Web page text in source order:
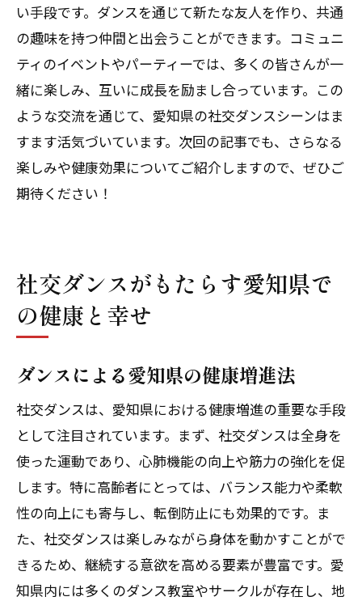
い手段です。ダンスを通じて新たな友人を作り、共通
の趣味を持つ仲間と出会うことができます。コミュニ
ティのイベントやパーティーでは、多くの皆さんが一
緒に楽しみ、互いに成長を励まし合っています。この
ような交流を通じて、愛知県の社交ダンスシーンはま
すます活気づいています。次回の記事でも、さらなる
楽しみや健康効果についてご紹介しますので、ぜひご
期待ください！
社交ダンスがもたらす愛知県で
の健康と幸せ
ダンスによる愛知県の健康増進法
社交ダンスは、愛知県における健康増進の重要な手段
として注目されています。まず、社交ダンスは全身を
使った運動であり、心肺機能の向上や筋力の強化を促
します。特に高齢者にとっては、バランス能力や柔軟
性の向上にも寄与し、転倒防止にも効果的です。ま
た、社交ダンスは楽しみながら身体を動かすことがで
きるため、継続する意欲を高める要素が豊富です。愛
知県内には多くのダンス教室やサークルが存在し、地